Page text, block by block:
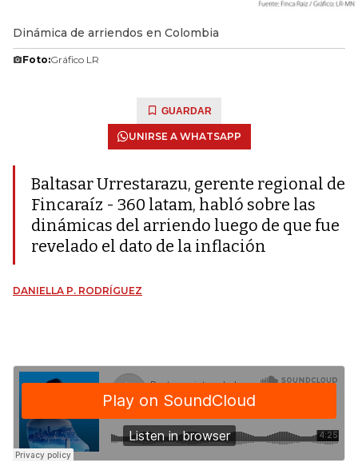
Dinámica de arriendos en Colombia
Foto:Gráfico LR
GUARDAR
UNIRSE A WHATSAPP
Baltasar Urrestarazu, gerente regional de
Fincaraíz - 360 latam, habló sobre las
dinámicas del arriendo luego de que fue
revelado el dato de la inflación
DANIELLA P. RODRÍGUEZ